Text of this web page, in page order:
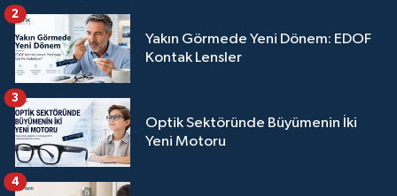
Yakın Görmede Yeni Dönem: EDOF
Kontak Lensler
2
Optik Sektöründe Büyümenin İki
Yeni Motoru
3
4